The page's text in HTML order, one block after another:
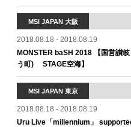
MSI JAPAN 大阪
2018.08.18 - 2018.08.19
MONSTER baSH 2018 【国営讃
う町) STAGE空海】
MSI JAPAN 東京
2018.08.18 - 2018.08.19
Uru Live「millennium」